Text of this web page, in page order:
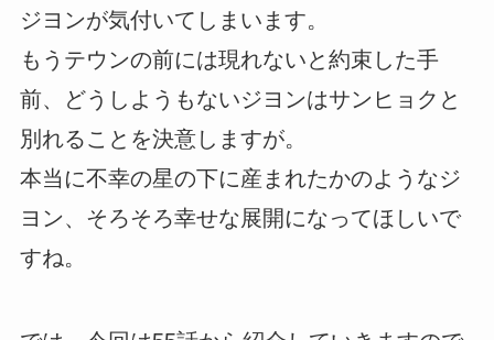
ジヨンが気付いてしまいます。
もうテウンの前には現れないと約束した手
前、どうしようもないジヨンはサンヒョクと
別れることを決意しますが。
本当に不幸の星の下に産まれたかのようなジ
ヨン、そろそろ幸せな展開になってほしいで
すね。